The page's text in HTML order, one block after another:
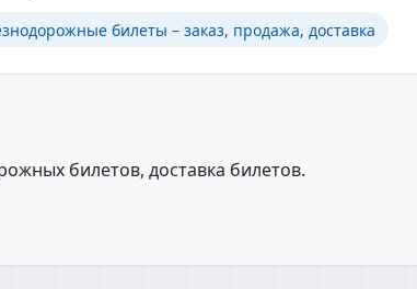
билеты – заказ, продажа, доставка
билетов, доставка билетов.